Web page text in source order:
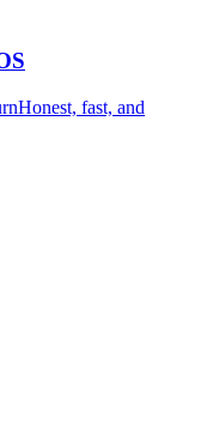
fast, and